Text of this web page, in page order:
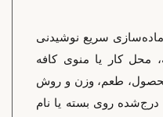
سریع نوشیدنی
محل کار یا منوی کافه
طعم، وزن و روش
روی بسته یا نام